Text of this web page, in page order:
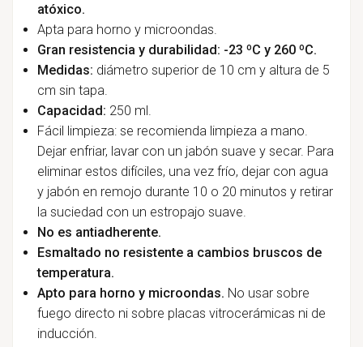
atóxico.
Apta para horno y microondas.
Gran resistencia y durabilidad: -23 ºC y 260 ºC.
Medidas: diámetro superior de 10 cm y altura de 5
cm sin tapa.
Capacidad: 250 ml.
Fácil limpieza: se recomienda limpieza a mano.
Dejar enfriar, lavar con un jabón suave y secar. Para
eliminar estos difíciles, una vez frío, dejar con agua
y jabón en remojo durante 10 o 20 minutos y retirar
la suciedad con un estropajo suave.
No es antiadherente.
Esmaltado no resistente a cambios bruscos de
temperatura.
Apto para horno y microondas. No usar sobre
fuego directo ni sobre placas vitrocerámicas ni de
inducción.